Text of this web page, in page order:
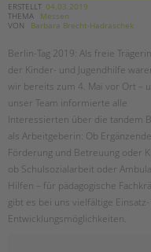
ERSTELLT 04.03.2019
THEMA
Messen
VON
Barbara Brecht-Hadraschek
Berlin-Tag 2019: Als freie Trägerin
der Kinder- und Jugendhilfe
wir bereits zum 4. Mai vor Ort –
unser Team informierte alle
Interessierten über die tandem
als Arbeitgeberin: Ob Ergänzende
Förderung und Betreuung oder
ob Schulsozialarbeit oder
Hilfen – für pädagogische
gibt es bei uns vielfältige
Entwicklungsmöglichkeiten.